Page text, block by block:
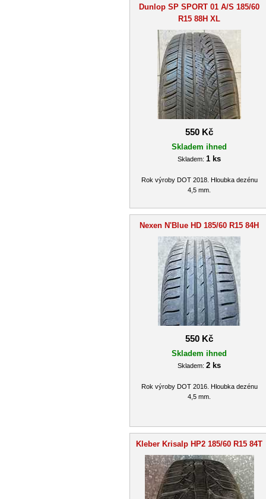
Dunlop SP SPORT 01 A/S 185/60
R15 88H XL
550 Kč
Skladem ihned
Skladem: 1 ks
Rok výroby DOT 2018. Hloubka dezénu
4,5 mm.
Nexen N'Blue HD 185/60 R15 84H
550 Kč
Skladem ihned
Skladem: 2 ks
Rok výroby DOT 2016. Hloubka dezénu
4,5 mm.
Kleber Krisalp HP2 185/60 R15 84T